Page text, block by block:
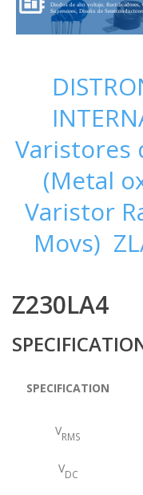
Diodos de alto voltaje, Rectificadores,
Supresores, Diseño de
Varistores
(Metal
Varistor
Movs)
Z230LA4
SPECIFICATION
VRMS
VDC